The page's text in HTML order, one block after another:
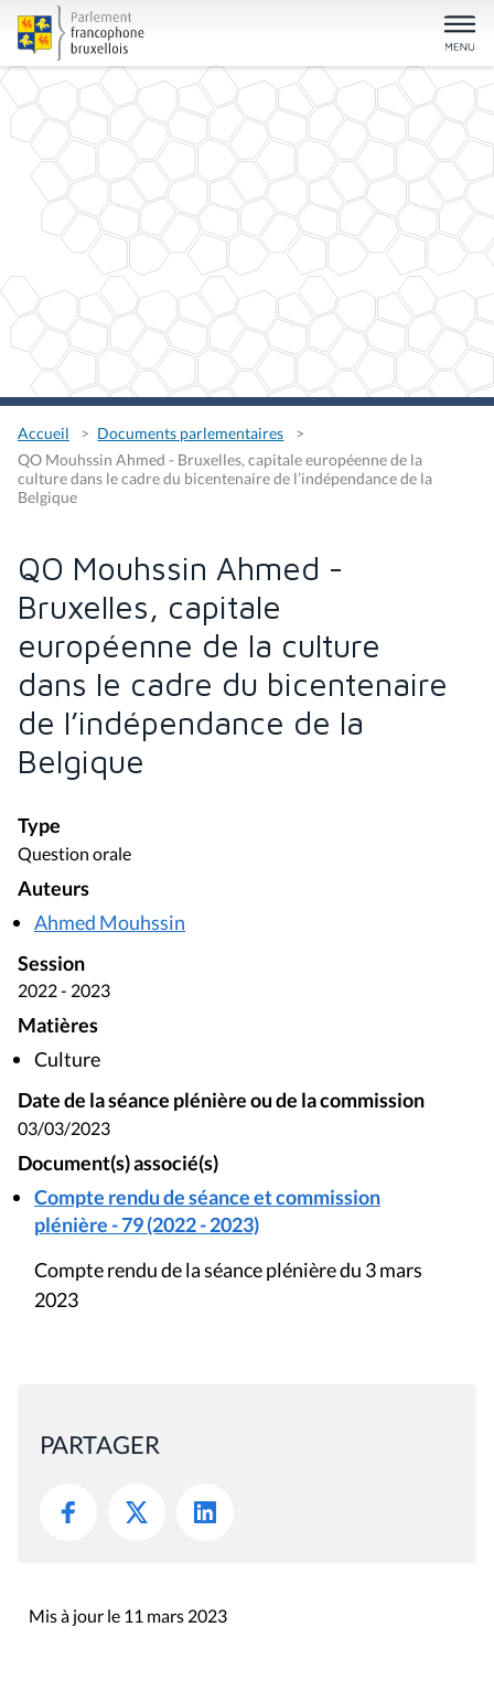
Accueil
Documents parlementaires
QO Mouhssin Ahmed - Bruxelles, capitale européenne de la
culture dans le cadre du bicentenaire de l’indépendance de la
Belgique
QO Mouhssin Ahmed -
Bruxelles, capitale
européenne de la culture
dans le cadre du bicentenaire
de l’indépendance de la
Belgique
Type
Question orale
Auteurs
Ahmed Mouhssin
Session
2022 - 2023
Matières
Culture
Date de la séance plénière ou de la commission
03/03/2023
Document(s) associé(s)
Compte rendu de séance et commission
plénière - 79 (2022 - 2023)
Compte rendu de la séance plénière du 3 mars
2023
PARTAGER
Mis à jour le 11 mars 2023